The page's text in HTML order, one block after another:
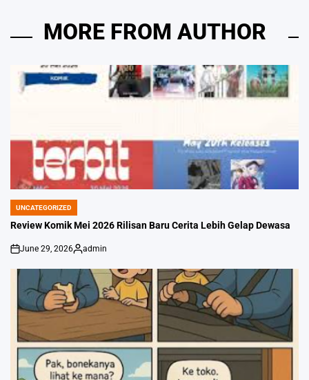
MORE FROM AUTHOR
POSTED
IN
UNCATEGORIZED
Review Komik Mei 2026 Rilisan Baru Cerita Lebih Gelap Dewasa
on
June 29, 2026
Posted
admin